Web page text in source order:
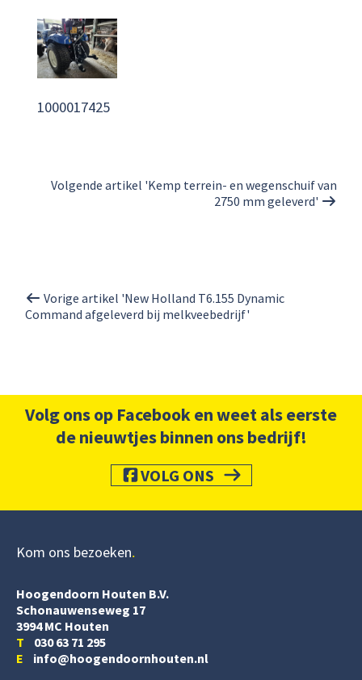
1000017425
Volgende artikel 'Kemp terrein- en wegenschuif van
2750 mm geleverd'
Vorige artikel 'New Holland T6.155 Dynamic
Command afgeleverd bij melkveebedrijf'
Volg ons op Facebook en weet als eerste
de nieuwtjes binnen ons bedrijf!
VOLG ONS
Kom ons bezoeken
Hoogendoorn Houten B.V.
Schonauwenseweg 17
3994 MC Houten
T 030 63 71 295
E info@hoogendoornhouten.nl